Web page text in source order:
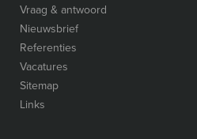
Vraag & antwoord
Nieuwsbrief
Referenties
Vacatures
Sitemap
Links